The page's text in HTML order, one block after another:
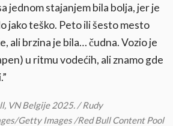
jednom stajanjem bila bolja, jer je
jako teško. Peto ili šesto mesto
ali brzina je bila… čudna. Vozio je
u ritmu vodećih, ali znamo gde
VN Belgije 2025. / Rudy
Getty Images /Red Bull Content Pool